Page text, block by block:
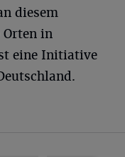
diesem
Orten in
eine Initiative